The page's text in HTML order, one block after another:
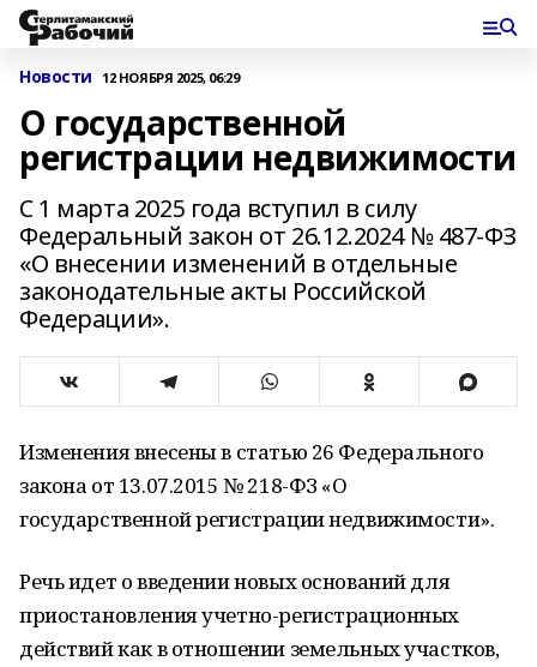
Новости 12 НОЯБРЯ 2025, 06:29
О государственной
регистрации недвижимости
С 1 марта 2025 года вступил в силу
Федеральный закон от 26.12.2024 № 487-ФЗ
«О внесении изменений в отдельные
законодательные акты Российской
Федерации».
Изменения внесены в статью 26 Федерального
закона от 13.07.2015 № 218-ФЗ «О
государственной регистрации недвижимости».
Речь идет о введении новых оснований для
приостановления учетно-регистрационных
действий как в отношении земельных участков,